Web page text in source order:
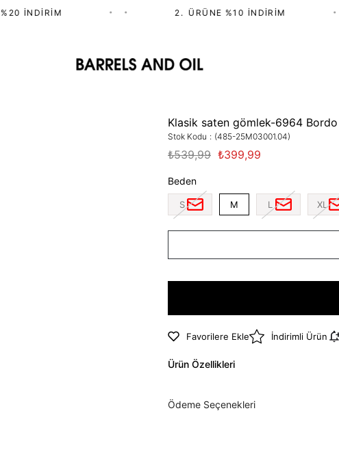
İNDIRIM 2.⁠ ⁠ÜRÜNE %10 İNDIRIM
Klasik saten gömlek-6964 Bordo
Stok Kodu (485-25M03001.04)
₺539,99 ₺399,99
Beden
S M L XL
Favorilere Ekle İndirimli Ürün
Ürün Özellikleri
Ödeme Seçenekleri